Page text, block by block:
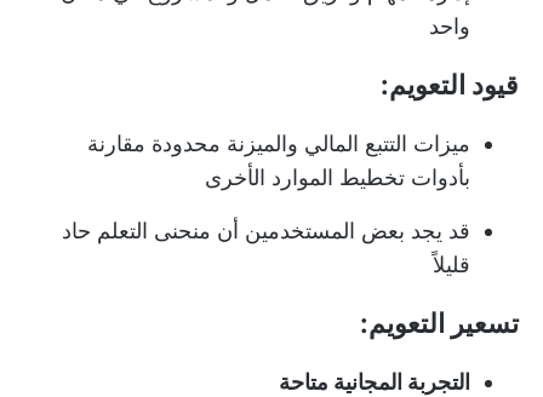
واحد
قيود التعويم:
ميزات التتبع المالي والميزنة محدودة مقارنة
بأدوات تخطيط الموارد الأخرى
قد يجد بعض المستخدمين أن منحنى التعلم حاد
قليلاً
تسعير التعويم:
التجربة المجانية متاحة